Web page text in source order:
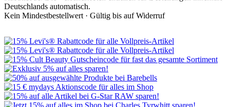
Deutschlands automatisch.
Kein Mindestbestellwert · Gültig bis auf Widerruf